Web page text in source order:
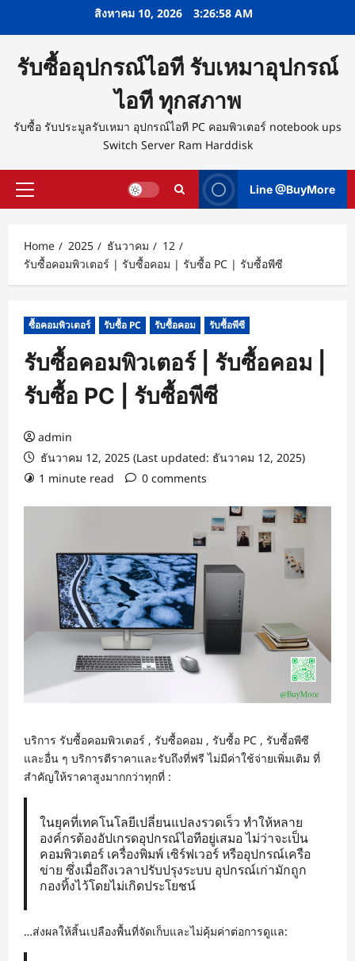
สิงหาคม 10, 2026 3:26:59 AM
รับซื้ออุปกรณ์ไอที รับเหมาอุปกรณ์
ไอที ทุกสภาพ
รับซื้อ รับประมูลรับเหมา อุปกรณ์ไอที PC คอมพิวเตอร์ notebook ups
Switch Server Ram Harddisk
Primary
Line @BuyMore
Home 2025 ธันวาคม
12
รับซื้อคอมพิวเตอร์ | รับซื้อคอม | รับซื้อ PC | รับซื้อพีซี
ซื้อคอมพิวเตอร์ รับซื้อ PC รับซื้อคอม รับซื้อพีซี
รับซื้อคอมพิวเตอร์ | รับซื้อคอม |
รับซื้อ PC | รับซื้อพีซี
admin
ธันวาคม 12, 2025 (Last updated: ธันวาคม 12, 2025)
1 minute read
0 comments
บริการ รับซื้อคอมพิวเตอร์ , รับซื้อคอม , รับซื้อ PC , รับซื้อพีซี
และอื่น ๆ บริการตีราคาและรับถึงที่ฟรี ไม่มีค่าใช้จ่ายเพิ่มเติม ที่
สำคัญให้ราคาสูงมากกว่าทุกที่ :
ในยุคที่เทคโนโลยีเปลี่ยนแปลงรวดเร็ว ทำให้หลาย
องค์กรต้องอัปเกรดอุปกรณ์ไอทีอยู่เสมอ ไม่ว่าจะเป็น
คอมพิวเตอร์ เครื่องพิมพ์ เซิร์ฟเวอร์ หรืออุปกรณ์เครือ
ข่าย ซึ่งเมื่อถึงเวลาปรับปรุงระบบ อุปกรณ์เก่ามักถูก
กองทิ้งไว้โดยไม่เกิดประโยชน์
…ส่งผลให้สิ้นเปลืองพื้นที่จัดเก็บและไม่คุ้มค่าต่อการดูแล: